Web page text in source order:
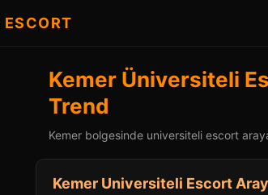
ESCORT
Kemer Üniversiteli
Trend
Kemer bolgesinde universiteli escort
Kemer Universiteli Escort